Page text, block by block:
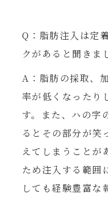
Q：脂肪注入は定
クがあると聞きま
A：脂肪の採取、
率が低くなったり
す。また、ハの字
るとその部分が笑
えてしまうことが
ため注入する範囲
しても経験豊富な